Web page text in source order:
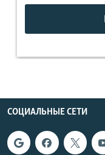
СОЦИАЛЬНЫЕ СЕТИ